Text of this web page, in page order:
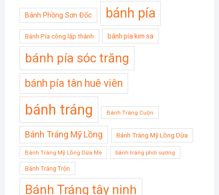
Bánh Phồng Sơn Đốc bánh pía
Bánh Pía công lập thành bánh pía kim sa
bánh pía sóc trăng
bánh pía tân huê viên
bánh tráng Bánh Tráng Cuộn
Bánh Tráng Mỹ Lồng Bánh Tráng Mỹ Lồng Dừa
Bánh Tráng Mỹ Lồng Dừa Mè bánh tráng phơi sương
Bánh Tráng Trộn
Bánh Tráng tây ninh